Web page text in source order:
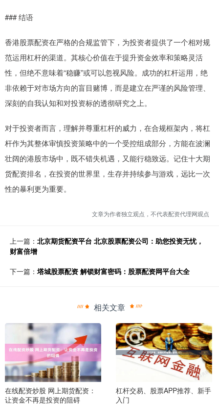
### 结语
香港股票配资在严格的合规监管下，为投资者提供了一个相对规
范运用杠杆的渠道。其核心价值在于提升资金效率和策略灵活
性，但绝不意味着“稳赚”或可以忽视风险。成功的杠杆运用，绝
非依赖于对市场方向的盲目赌博，而是建立在严谨的风险管理、
深刻的自我认知和对投资标的透彻研究之上。
对于投资者而言，理解并尊重杠杆的威力，在合规框架内，将杠
杆作为其整体审慎投资策略中的一个受控组成部分，方能在波澜
壮阔的港股市场中，既不错失机遇，又能行稳致远。记住十大期
货配资排名，在投资的世界里，生存并持续参与游戏，远比一次
性的暴利更为重要。
文章为作者独立观点，不代表配资代理网观点
上一篇： 北京期货配资平台 北京股票配资公司：助您投资无忧，
财富倍增
下一篇： 塔城股票配资 解锁财富密码：股票配资网平台大全
相关文章
在线配资炒股 网上期货配资：
让资金不再是投资的阻碍
杠杆交易、股票APP推荐、新手
入门